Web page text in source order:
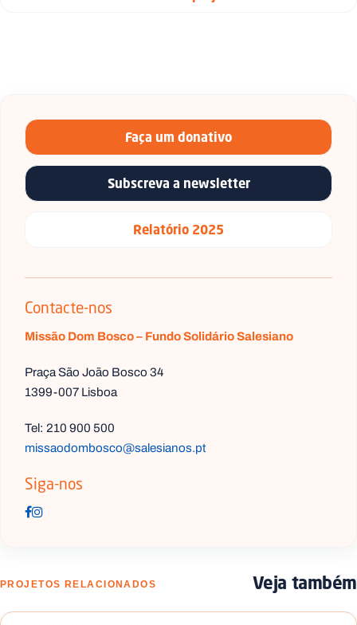
Faça um donativo
Subscreva a newsletter
Relatório 2025
Contacte-nos
Missão Dom Bosco – Fundo Solidário Salesiano
Praça São João Bosco 34
1399-007 Lisboa
Tel: 210 900 500
missaodombosco@salesianos.pt
Siga-nos
PROJETOS RELACIONADOS Veja também